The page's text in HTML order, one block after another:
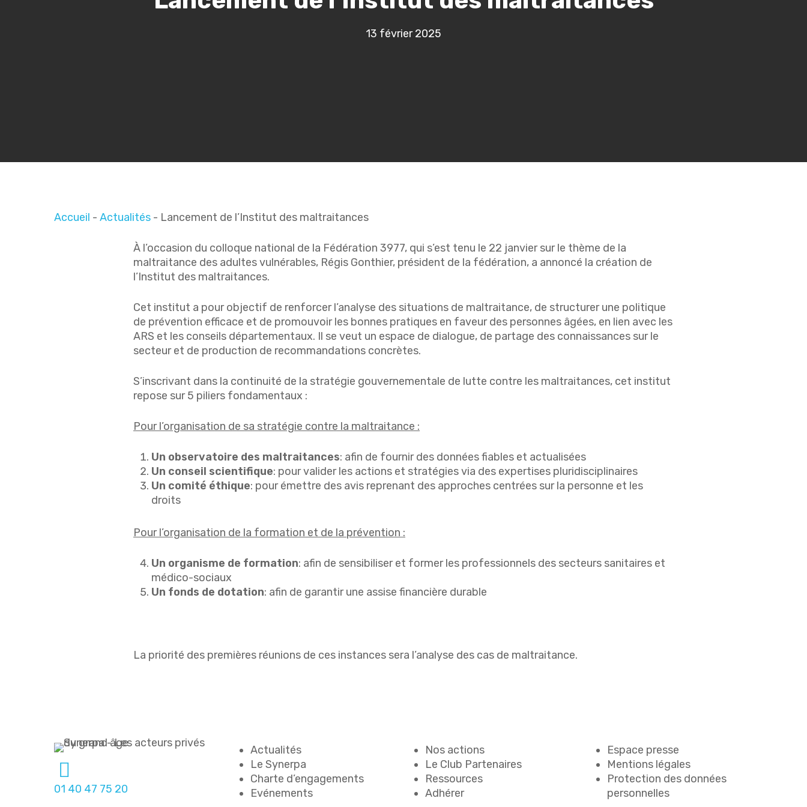
13 février 2025
Accueil - Actualités - Lancement de l’Institut des maltraitances
À l’occasion du colloque national de la Fédération 3977, qui s’est tenu le 22 janvier sur le thème de la
maltraitance des adultes vulnérables, Régis Gonthier, président de la fédération, a annoncé la création de
l’Institut des maltraitances.
Cet institut a pour objectif de renforcer l’analyse des situations de maltraitance, de structurer une politique
de prévention efficace et de promouvoir les bonnes pratiques en faveur des personnes âgées, en lien avec les
ARS et les conseils départementaux. Il se veut un espace de dialogue, de partage des connaissances sur le
secteur et de production de recommandations concrètes.
S’inscrivant dans la continuité de la stratégie gouvernementale de lutte contre les maltraitances, cet institut
repose sur 5 piliers fondamentaux :
Pour l’organisation de sa stratégie contre la maltraitance :
Un observatoire des maltraitances: afin de fournir des données fiables et actualisées
Un conseil scientifique: pour valider les actions et stratégies via des expertises pluridisciplinaires
Un comité éthique: pour émettre des avis reprenant des approches centrées sur la personne et les
droits
Pour l’organisation de la formation et de la prévention :
Un organisme de formation: afin de sensibiliser et former les professionnels des secteurs sanitaires et
médico-sociaux
Un fonds de dotation: afin de garantir une assise financière durable
La priorité des premières réunions de ces instances sera l’analyse des cas de maltraitance.
01 40 47 75 20
Actualités
Le Synerpa
Charte d’engagements
Evénements
Nos actions
Le Club Partenaires
Ressources
Adhérer
Espace presse
Mentions légales
Protection des données
personnelles